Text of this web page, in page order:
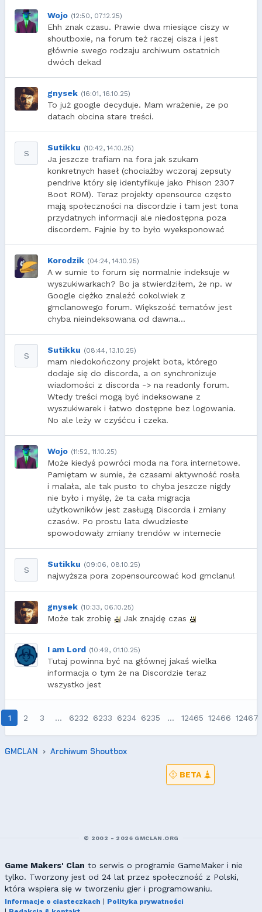
Wojo (12:50, 07.12.25)
Ehh znak czasu. Prawie dwa miesiące ciszy w
shoutboxie, na forum też raczej cisza i jest
głównie swego rodzaju archiwum ostatnich
dwóch dekad
gnysek (16:01, 16.10.25)
To już google decyduje. Mam wrażenie, ze po
datach obcina stare treści.
S
Sutikku (10:42, 14.10.25)
Ja jeszcze trafiam na fora jak szukam
konkretnych haseł (chociażby wczoraj zepsuty
pendrive który się identyfikuje jako Phison 2307
Boot ROM). Teraz projekty opensource często
mają społeczności na discordzie i tam jest tona
przydatnych informacji ale niedostępna poza
discordem. Fajnie by to było wyeksponować
Korodzik (04:24, 14.10.25)
A w sumie to forum się normalnie indeksuje w
wyszukiwarkach? Bo ja stwierdziłem, że np. w
Google ciężko znaleźć cokolwiek z
gmclanowego forum. Większość tematów jest
chyba nieindeksowana od dawna...
S
Sutikku (08:44, 13.10.25)
mam niedokończony projekt bota, którego
dodaje się do discorda, a on synchronizuje
wiadomości z discorda -> na readonly forum.
Wtedy treści mogą być indeksowane z
wyszukiwarek i łatwo dostępne bez logowania.
No ale leży w czyśćcu i czeka.
Wojo (11:52, 11.10.25)
Może kiedyś powróci moda na fora internetowe.
Pamiętam w sumie, że czasami aktywność rosła
i malała, ale tak pusto to chyba jeszcze nigdy
nie było i myślę, że ta cała migracja
użytkowników jest zasługą Discorda i zmiany
czasów. Po prostu lata dwudzieste
spowodowały zmiany trendów w internecie
S
Sutikku (09:06, 08.10.25)
najwyższa pora zopensourcować kod gmclanu!
gnysek (10:33, 06.10.25)
Może tak zrobię Jak znajdę czas
I am Lord (10:49, 01.10.25)
Tutaj powinna być na głównej jakaś wielka
informacja o tym że na Discordzie teraz
wszystko jest
1 2 3 … 6232 6233 6234 6235 … 12465 12466 12467
GMCLAN Archiwum Shoutbox
BETA
© 2002 - 2026 GMCLAN.ORG
Game Makers' Clan to serwis o programie GameMaker i nie
tylko. Tworzony jest od 24 lat przez społeczność z Polski,
która wspiera się w tworzeniu gier i programowaniu.
Informacje o ciasteczkach
Polityka prywatności